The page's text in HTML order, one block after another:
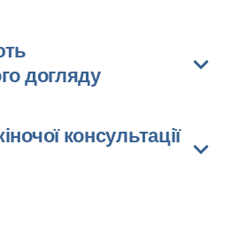
догляду
консультації